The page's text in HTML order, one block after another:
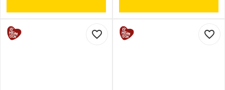
favorite_border favorite_border